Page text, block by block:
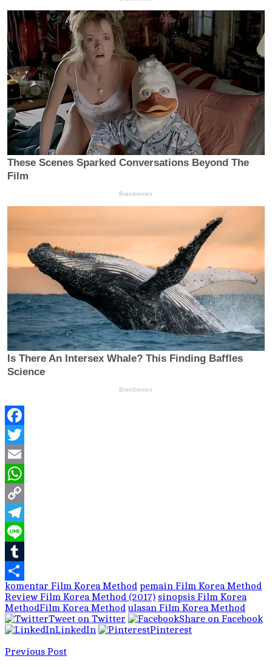
Facebook
Twitter
Email
WhatsApp
Copy
Link
Telegram
Line
Tumblr
Share
komentar Film Korea Method pemain Film Korea Method
Review Film Korea Method (2017) sinopsis Film Korea
MethodFilm Korea Method ulasan Film Korea Method
Tweet on Twitter
Share on Facebook
LinkedIn
Pinterest
Previous Post